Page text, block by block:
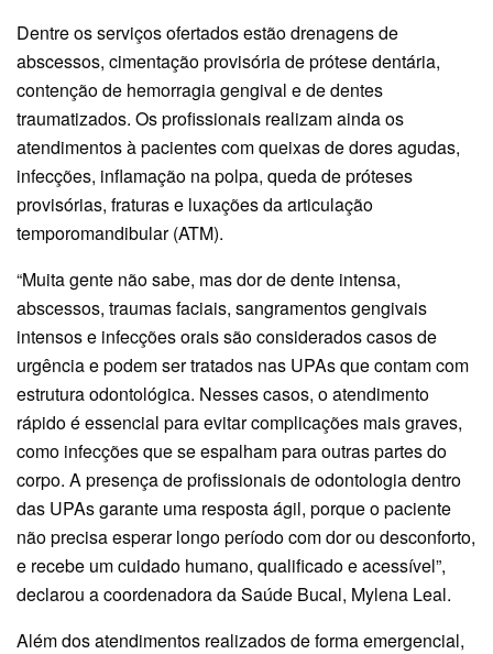
Dentre os serviços ofertados estão drenagens de
abscessos, cimentação provisória de prótese dentária,
contenção de hemorragia gengival e de dentes
traumatizados. Os profissionais realizam ainda os
atendimentos à pacientes com queixas de dores agudas,
infecções, inflamação na polpa, queda de próteses
provisórias, fraturas e luxações da articulação
temporomandibular (ATM).
“Muita gente não sabe, mas dor de dente intensa,
abscessos, traumas faciais, sangramentos gengivais
intensos e infecções orais são considerados casos de
urgência e podem ser tratados nas UPAs que contam com
estrutura odontológica. Nesses casos, o atendimento
rápido é essencial para evitar complicações mais graves,
como infecções que se espalham para outras partes do
corpo. A presença de profissionais de odontologia dentro
das UPAs garante uma resposta ágil, porque o paciente
não precisa esperar longo período com dor ou desconforto,
e recebe um cuidado humano, qualificado e acessível”,
declarou a coordenadora da Saúde Bucal, Mylena Leal.
Além dos atendimentos realizados de forma emergencial,